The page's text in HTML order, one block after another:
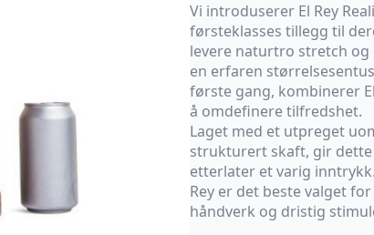
Vi introduserer El Rey
førsteklasses tillegg til
levere naturtro stretch og
en erfaren
første gang, kombinerer
å omdefinere tilfredshet.
Laget med et utpreget
strukturert skaft, gir
etterlater et varig
Rey er det beste valget
håndverk og dristig